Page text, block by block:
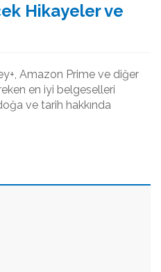
Hikayeler ve
Amazon Prime ve diğer
en iyi belgeselleri
ve tarih hakkında